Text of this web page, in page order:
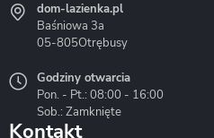
Hydrostop
dom-lazienka.pl
Baśniowa 3a
05-805Otrębusy
Godziny otwarcia
Pon. - Pt.: 08:00 - 16:00
Sob.: Zamknięte
Kontakt